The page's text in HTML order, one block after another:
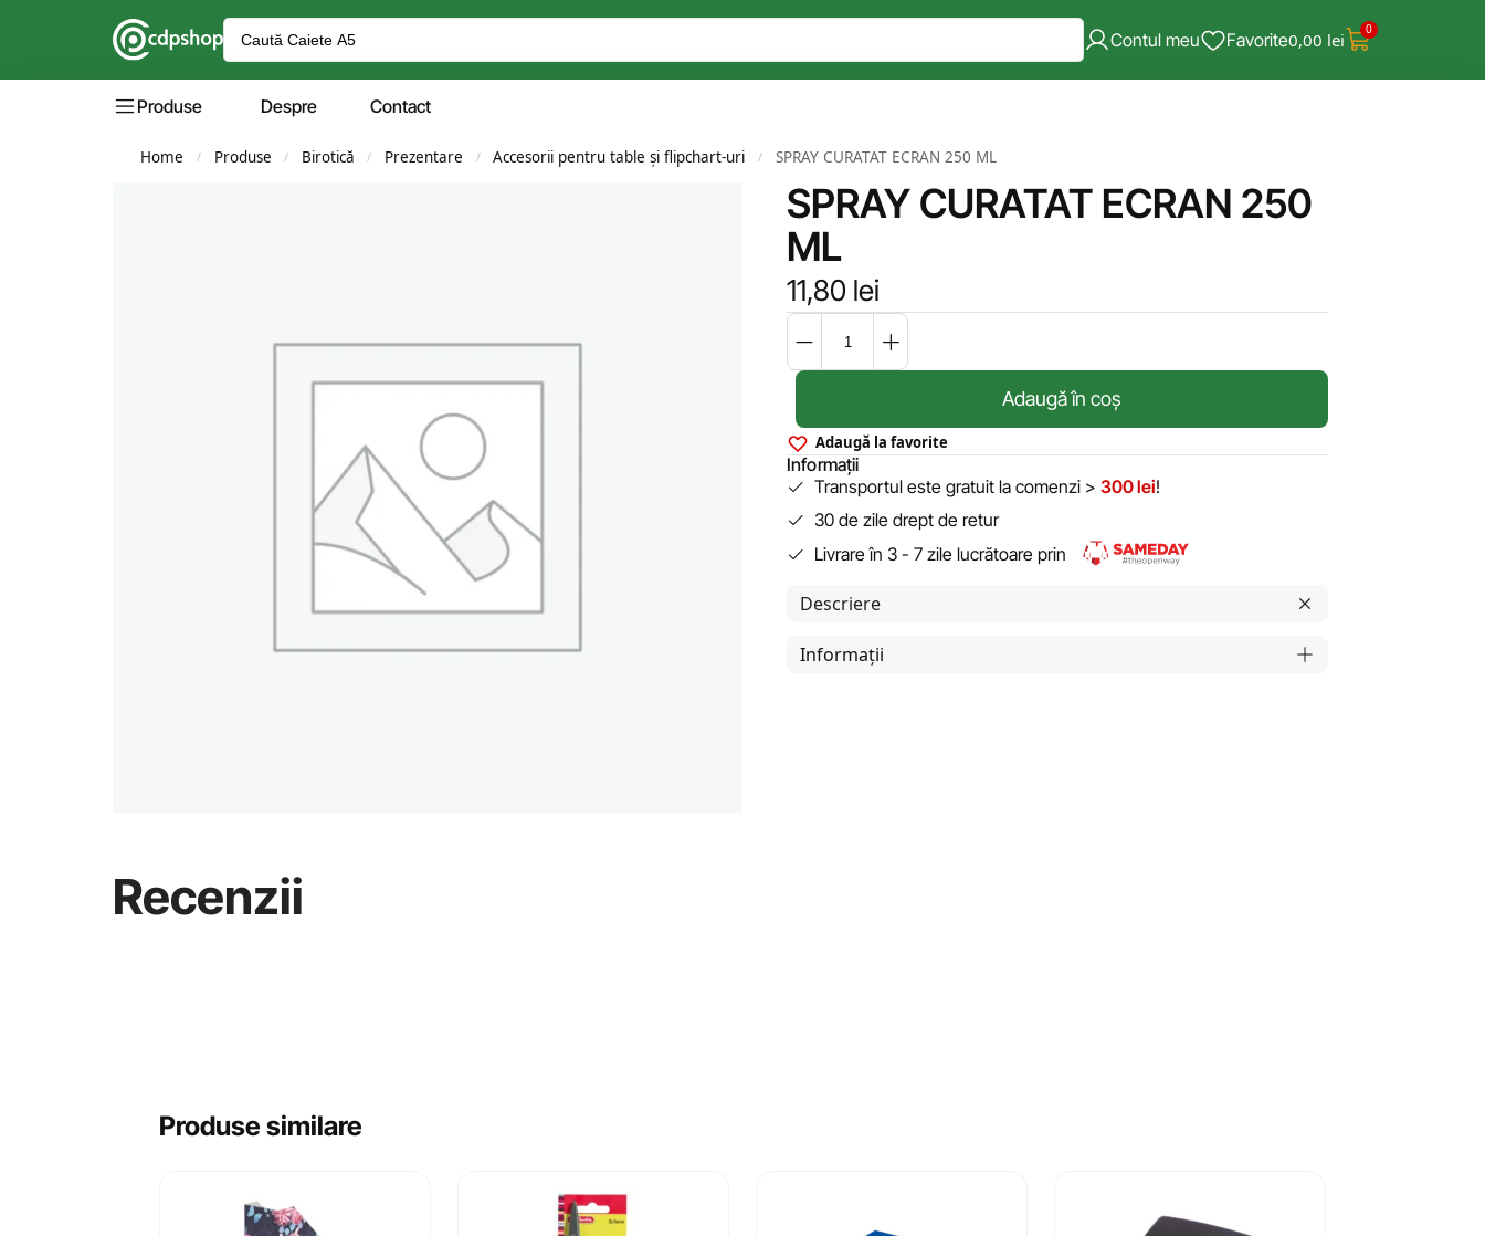
Contul meu Favorite0,00 lei 0
Produse Despre Contact
Home / Produse / Birotică / Prezentare / Accesorii pentru table și flipchart-uri / SPRAY CURATAT ECRAN 250 ML
SPRAY CURATAT ECRAN 250
ML
11,80 lei
Adaugă în coș
Adaugă la favorite
Informații
Transportul este gratuit la comenzi > 300 lei!
30 de zile drept de retur
Livrare în 3 - 7 zile lucrătoare prin
Descriere
Informații
Recenzii
Produse similare